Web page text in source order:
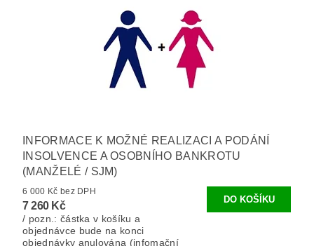
INFORMACE K MOŽNÉ REALIZACI A PODÁNÍ
INSOLVENCE A OSOBNÍHO BANKROTU
(MANŽELÉ / SJM)
6 000 Kč bez DPH
7 260 Kč
/ pozn.: částka v košíku a
objednávce bude na konci
objednávky anulována (infomační